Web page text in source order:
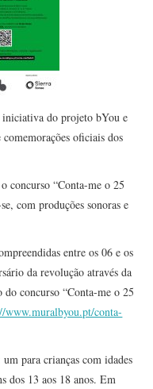
iniciativa do projeto bYou e
oficiais dos
concurso “Conta-me o 25
com produções sonoras e
entre os 06 e os
da revolução através da
concurso “Conta-me o 25
www.muralbyou.pt/conta-
para crianças com idades
dos 13 aos 18 anos. Em